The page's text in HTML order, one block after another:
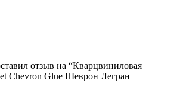
отзыв на “Кварцвиниловая
Chevron Glue Шеврон Легран